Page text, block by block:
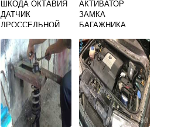
ШКОДА ОКТАВИЯ
ДАТЧИК
ДРОССЕЛЬНОЙ
АКТИВАТОР
ЗАМКА
БАГАЖНИКА
А5